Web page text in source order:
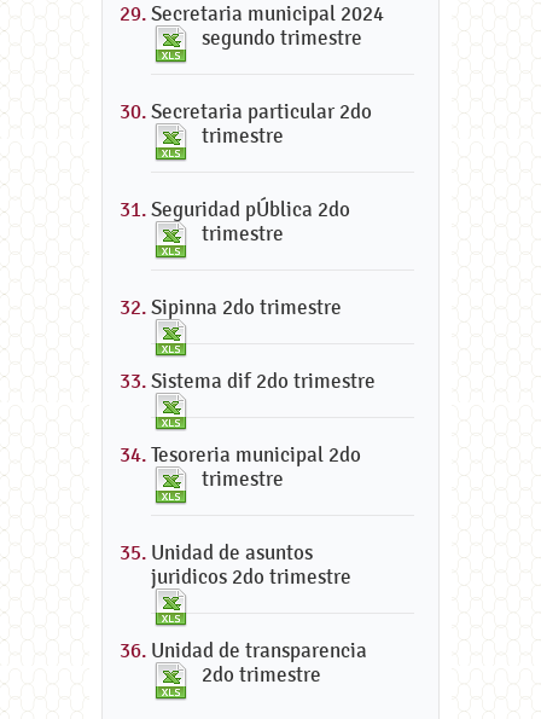
Secretaria municipal 2024
segundo trimestre
Secretaria particular 2do
trimestre
Seguridad pÚblica 2do
trimestre
Sipinna 2do trimestre
Sistema dif 2do trimestre
Tesoreria municipal 2do
trimestre
Unidad de asuntos
juridicos 2do trimestre
Unidad de transparencia
2do trimestre